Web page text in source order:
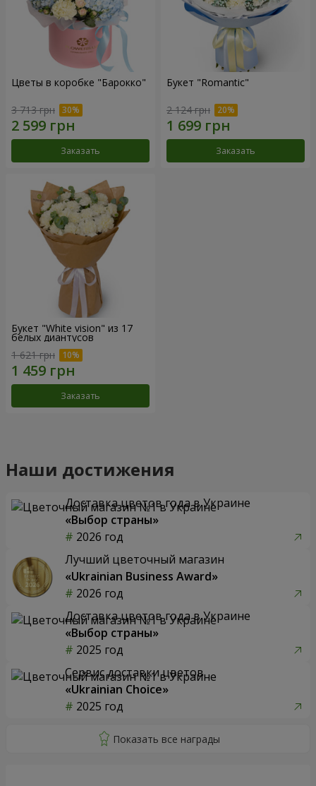
Цветы в коробке "Барокко"
3 713 грн
Заказать
Букет "Romantic"
2 124 грн
Заказать
Букет "White vision" из 17
белых диантусов
1 621 грн
Заказать
Наши достижения
Доставка цветов года в Украине
«Выбор страны»
2026 год
Лучший цветочный магазин
«Ukrainian Business Award»
2026 год
Доставка цветов года в Украине
«Выбор страны»
2025 год
Сервис доставки цветов
«Ukrainian Choice»
2025 год